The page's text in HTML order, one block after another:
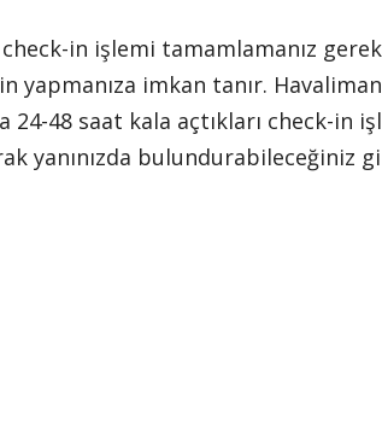
in işlemi tamamlamanız
yapmanıza imkan tanır.
24-48 saat kala açtıkları check-
yanınızda